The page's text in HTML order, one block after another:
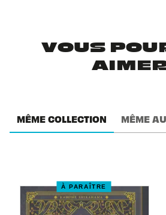
VOUS
MÊME COLLECTION MÊME
À PARAÎTRE